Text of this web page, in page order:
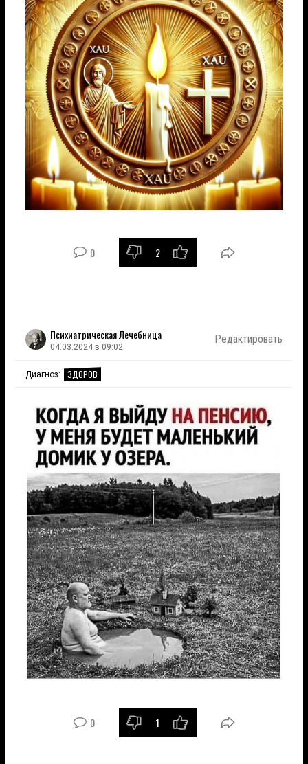
0 2
Психиатрическая Лечебница
04.03.2024 в 09:02
Редактировать
Диагноз: ЗДОРОВ
0 1